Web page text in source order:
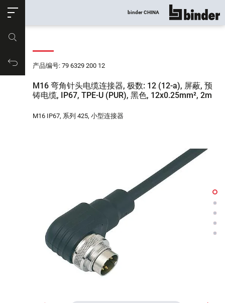
购物车
binder CHINA 显示所有
产品编号: 79 6329 200 12
M16 弯角针头电缆连接器, 极数: 12 (12-a), 屏蔽, 预
铸电缆, IP67, TPE-U (PUR), 黑色, 12x0.25mm², 2m
M16 IP67, 系列 425, 小型连接器